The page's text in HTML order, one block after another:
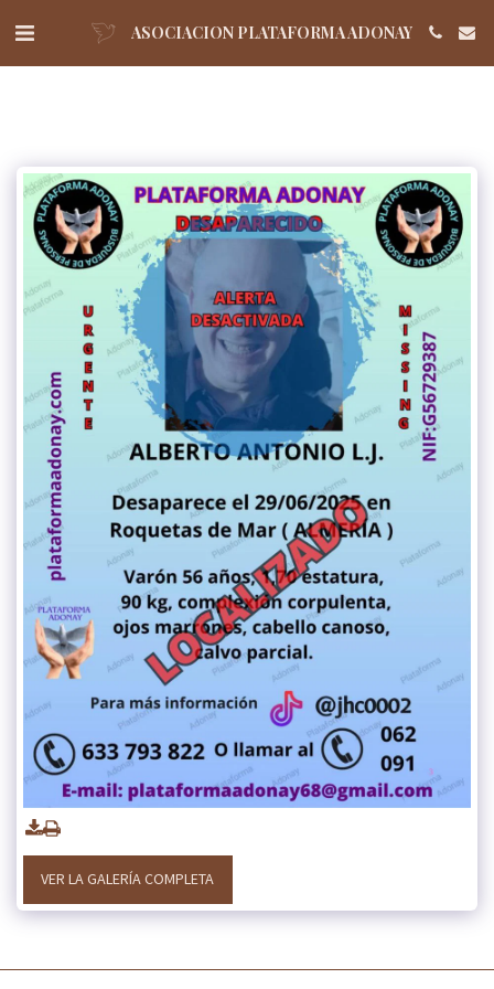
ASOCIACION PLATAFORMA ADONAY
VER LA GALERÍA COMPLETA